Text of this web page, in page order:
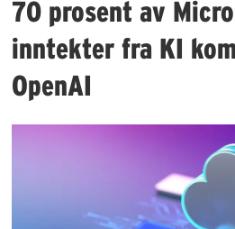
70 prosent av
inntekter fra KI
OpenAI